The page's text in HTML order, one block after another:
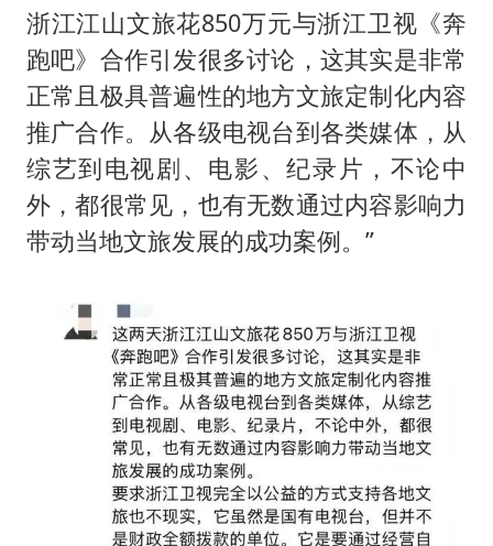
浙江江山文旅花850万元与浙江卫视《奔
跑吧》合作引发很多讨论，这其实是非常
正常且极具普遍性的地方文旅定制化内容
推广合作。从各级电视台到各类媒体，从
综艺到电视剧、电影、纪录片，不论中
外，都很常见，也有无数通过内容影响力
带动当地文旅发展的成功案例。”